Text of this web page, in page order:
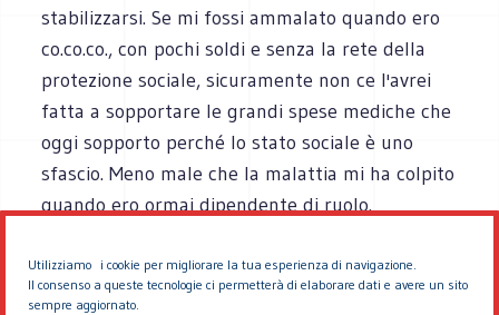
Utilizziamo i cookie per migliorare la tua esperienza di navigazione.
Il consenso a queste tecnologie ci permetterà di elaborare dati e avere un sito
sempre aggiornato.
stabilizzarsi. Se mi fossi ammalato quando ero
co.co.co., con pochi soldi e senza la rete della
protezione sociale, sicuramente non ce l'avrei
fatta a sopportare le grandi spese mediche che
oggi sopporto perché lo stato sociale è uno
sfascio. Meno male che la malattia mi ha colpito
quando ero ormai dipendente di ruolo.
Ora lo stipendio è buono, il lavoro lo amo e
credo di essere brevetto ma è troppo